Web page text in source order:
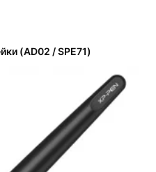
(AD02 / SPE71)